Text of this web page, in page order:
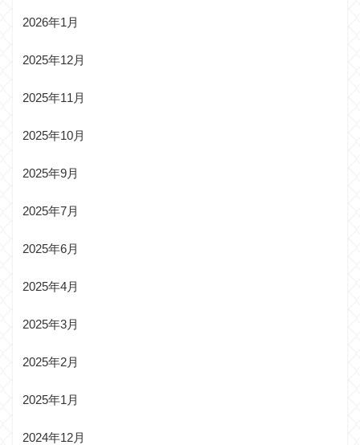
2026年1月
2025年12月
2025年11月
2025年10月
2025年9月
2025年7月
2025年6月
2025年4月
2025年3月
2025年2月
2025年1月
2024年12月